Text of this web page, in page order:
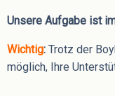
Unsere Aufgabe ist
Wichtig: Trotz der
möglich, Ihre